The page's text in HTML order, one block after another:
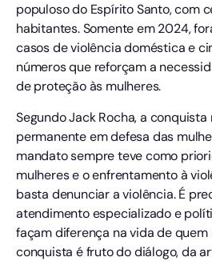
populoso do Espírito Santo, com
habitantes. Somente em 2024,
casos de violência doméstica e
números que reforçam a
de proteção às mulheres.
Segundo Jack Rocha, a
permanente em defesa das
mandato sempre teve como
mulheres e o enfrentamento à
basta denunciar a violência. É
atendimento especializado e
façam diferença na vida de quem
conquista é fruto do diálogo, da